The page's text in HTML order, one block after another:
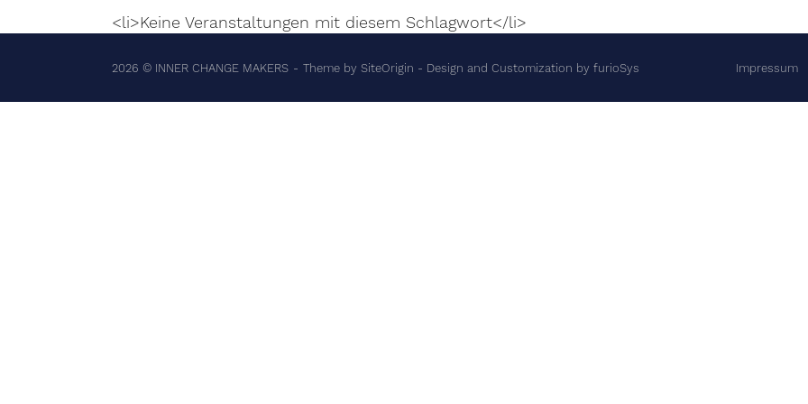
<li>Keine Veranstaltungen mit diesem Schlagwort</li>
2026 © INNER CHANGE MAKERS Theme by SiteOrigin - Design and Customization by furioSys Impressum